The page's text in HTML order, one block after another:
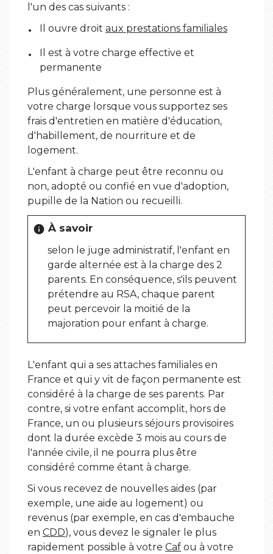
l'un des cas suivants :
Il ouvre droit aux prestations familiales
Il est à votre charge effective et
permanente
Plus généralement, une personne est à
votre charge lorsque vous supportez ses
frais d'entretien en matière d'éducation,
d'habillement, de nourriture et de
logement.
L'enfant à charge peut être reconnu ou
non, adopté ou confié en vue d'adoption,
pupille de la Nation ou recueilli.
info À savoir
selon le juge administratif, l'enfant en
garde alternée est à la charge des 2
parents. En conséquence, s'ils peuvent
prétendre au RSA, chaque parent
peut percevoir la moitié de la
majoration pour enfant à charge.
L'enfant qui a ses attaches familiales en
France et qui y vit de façon permanente est
considéré à la charge de ses parents. Par
contre, si votre enfant accomplit, hors de
France, un ou plusieurs séjours provisoires
dont la durée excède 3 mois au cours de
l'année civile, il ne pourra plus être
considéré comme étant à charge.
Si vous recevez de nouvelles aides (par
exemple, une aide au logement) ou
revenus (par exemple, en cas d'embauche
en CDD), vous devez le signaler le plus
rapidement possible à votre Caf ou à votre